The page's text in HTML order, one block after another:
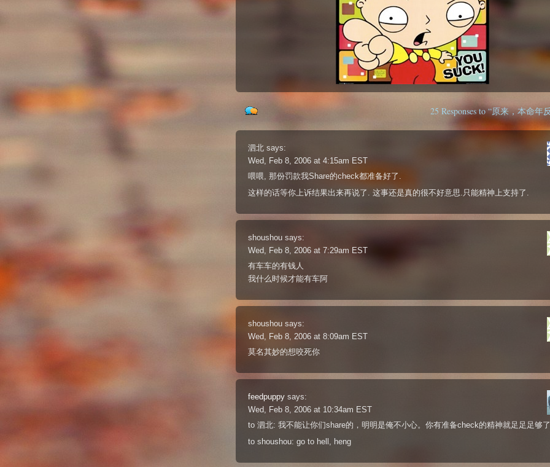
25 Responses to “原来，本命年
泗北 says:
Wed, Feb 8, 2006 at 4:15am EST
喂喂, 那份罚款我Share的check都准备好了.
这样的话等你上诉结果出来再说了. 这事还是真的很不好意思.只能精神上支持了.
shoushou says:
Wed, Feb 8, 2006 at 7:29am EST
有车车的有钱人
我什么时候才能有车阿
shoushou says:
Wed, Feb 8, 2006 at 8:09am EST
莫名其妙的想咬死你
feedpuppy says:
Wed, Feb 8, 2006 at 10:34am EST
to 泗北: 我不能让你们share的，明明是俺不小心。你有准备check的精神就足足足够
to shoushou: go to hell, heng